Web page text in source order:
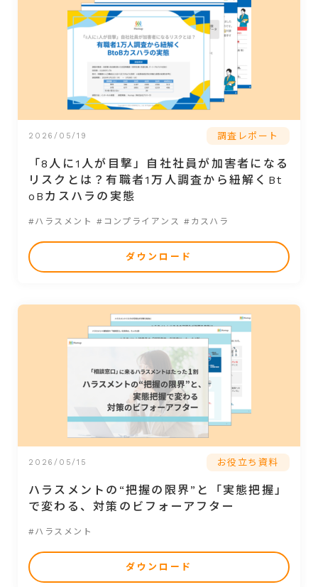
2026/05/19 調査レポート
「8人に1人が目撃」自社社員が加害者になる
リスクとは？有職者1万人調査から紐解くBt
oBカスハラの実態
#ハラスメント #コンプライアンス #カスハラ
ダウンロード
2026/05/15 お役立ち資料
ハラスメントの“把握の限界”と「実態把握」
で変わる、対策のビフォーアフター
#ハラスメント
ダウンロード